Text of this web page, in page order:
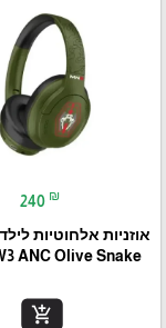
240 ₪
ANC Olive Snake
add_shopping_cart